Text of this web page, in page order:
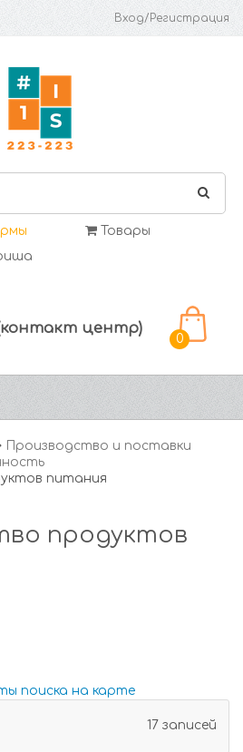
Вход/Регистрация
Товары
(контакт центр)
0
Производство и поставки
питания
продуктов
поиска на карте
17 записей